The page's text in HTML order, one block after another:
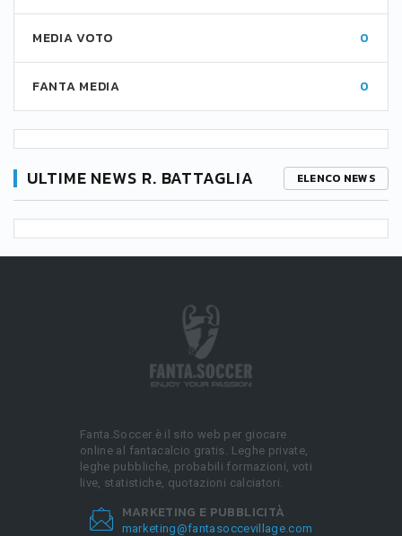
MEDIA VOTO 0
FANTA MEDIA 0
ULTIME NEWS R. BATTAGLIA ELENCO NEWS
Fanta.Soccer è il sito web per giocare
online al fantacalcio gratis. Leghe private,
leghe pubbliche, probabili formazioni, voti
live, statistiche, quotazioni calciatori.
MARKETING E PUBBLICITÀ
marketing@fantasoccevillage.com